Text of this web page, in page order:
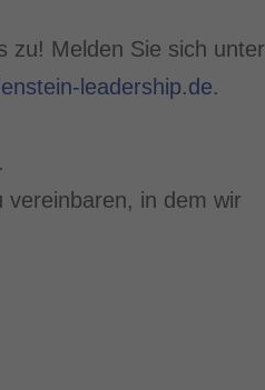
zu! Melden Sie sich unter
leadership.de.
in dem wir